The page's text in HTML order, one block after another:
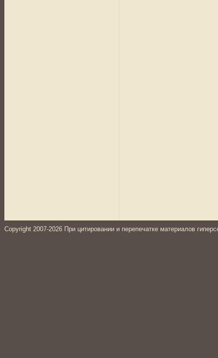
Copyright 2007-2026 При цитировании и перепечатке материалов